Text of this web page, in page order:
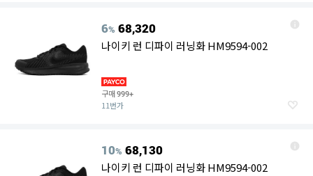
6% 68,320
나이키 런 디파이 러닝화 HM9594-002
구매999+
11번가
10% 68,130
나이키 런 디파이 러닝화 HM9594-002